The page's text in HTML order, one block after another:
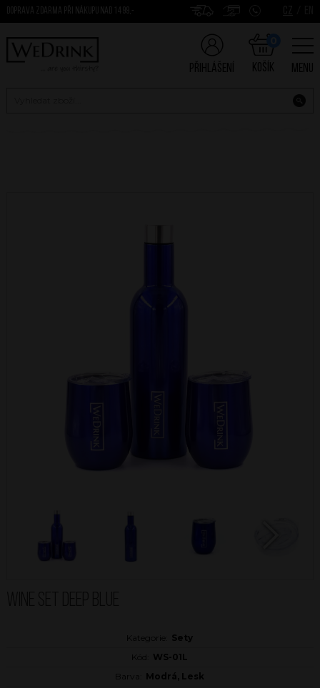
DOPRAVA ZDARMA PŘI NÁKUPU NAD 1499,-
Přihlášení Košík Menu
Kategorie:
Sety
Kód:
WS-01L
Barva:
Modrá, Lesk